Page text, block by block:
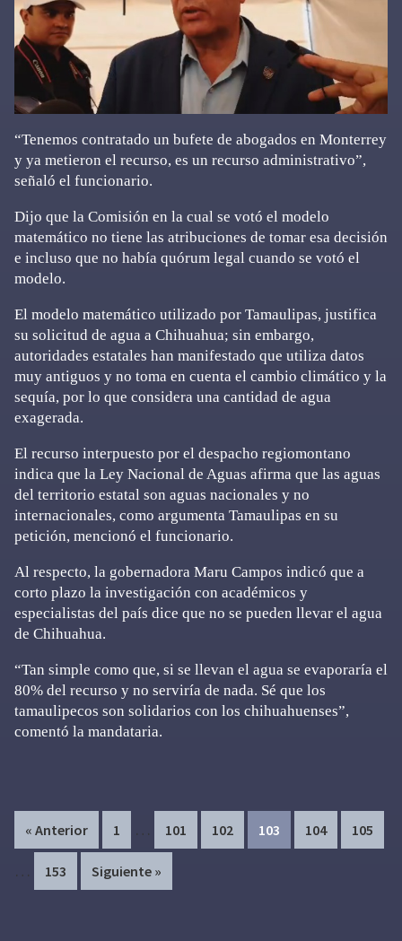
“Tenemos contratado un bufete de abogados en Monterrey
y ya metieron el recurso, es un recurso administrativo”,
señaló el funcionario.
Dijo que la Comisión en la cual se votó el modelo
matemático no tiene las atribuciones de tomar esa decisión
e incluso que no había quórum legal cuando se votó el
modelo.
El modelo matemático utilizado por Tamaulipas, justifica
su solicitud de agua a Chihuahua; sin embargo,
autoridades estatales han manifestado que utiliza datos
muy antiguos y no toma en cuenta el cambio climático y la
sequía, por lo que considera una cantidad de agua
exagerada.
El recurso interpuesto por el despacho regiomontano
indica que la Ley Nacional de Aguas afirma que las aguas
del territorio estatal son aguas nacionales y no
internacionales, como argumenta Tamaulipas en su
petición, mencionó el funcionario.
Al respecto, la gobernadora Maru Campos indicó que a
corto plazo la investigación con académicos y
especialistas del país dice que no se pueden llevar el agua
de Chihuahua.
“Tan simple como que, si se llevan el agua se evaporaría el
80% del recurso y no serviría de nada. Sé que los
tamaulipecos son solidarios con los chihuahuenses”,
comentó la mandataria.
« Anterior Page
1
Interim
pages
omitted
… Page
101 Page
102 Page
103 Page
104 Page
105
… Page
153 Siguiente »